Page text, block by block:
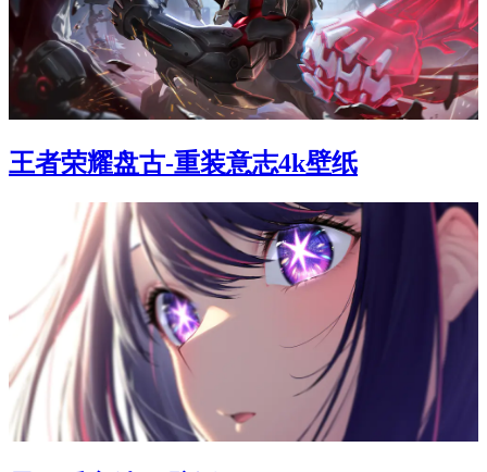
王者荣耀盘古-重装意志4k壁纸